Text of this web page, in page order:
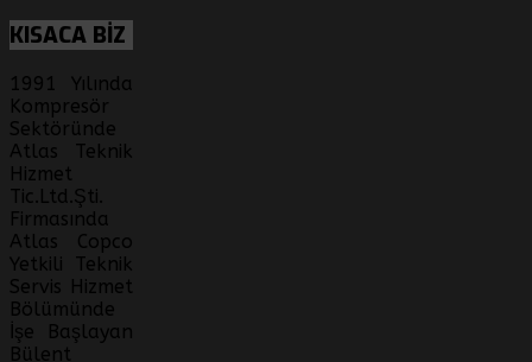
KISACA BİZ
1991 Yılında
Kompresör
Sektöründe
Atlas Teknik
Hizmet
Tic.Ltd.Şti.
Firmasında
Atlas Copco
Yetkili Teknik
Servis Hizmet
Bölümünde
İşe Başlayan
Bülent